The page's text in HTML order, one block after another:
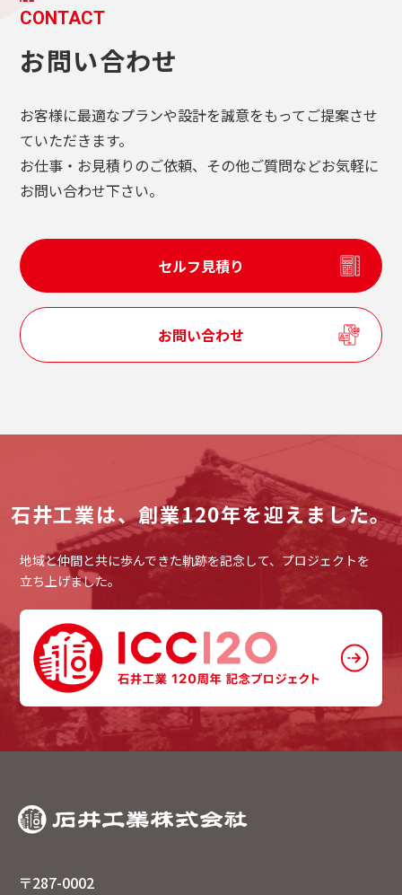
CONTACT
お問い合わせ
お客様に最適なプランや設計を誠意をもってご提案させ
ていただきます。
お仕事・お見積りのご依頼、その他ご質問などお気軽に
お問い合わせ下さい。
セルフ見積り
お問い合わせ
石井工業は、創業120年を迎えました。
地域と仲間と共に歩んできた軌跡を記念して、プロジェクトを
立ち上げました。
〒287-0002